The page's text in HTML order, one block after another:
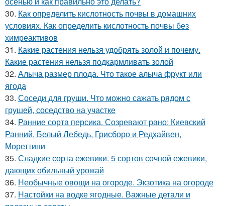
30. Как определить кислотность почвы в домашних
условиях. Как определить кислотность почвы без
химреактивов
31. Какие растения нельзя удобрять золой и почему.
Какие растения нельзя подкармливать золой
32. Алыча размер плода. Что такое алыча фрукт или
ягода
33. Соседи для груши. Что можно сажать рядом с
грушей, соседство на участке
34. Ранние сорта персика. Созревают рано: Киевский
Ранний, Белый Лебедь, Грисборо и Редхайвен,
Мореттини
35. Сладкие сорта ежевики. 5 сортов сочной ежевики,
дающих обильный урожай
36. Необычные овощи на огороде. Экзотика на огороде
37. Настойки на водке ягодные. Важные детали и